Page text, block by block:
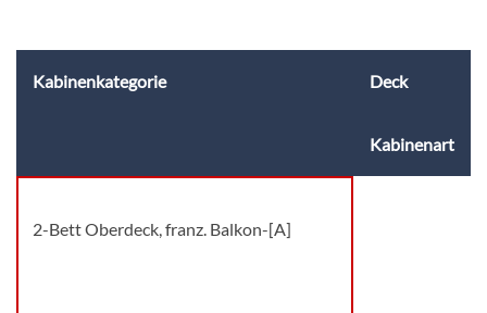
Kabinenkategorie Deck
Kabinenart
2-Bett Oberdeck, franz. Balkon-[A]